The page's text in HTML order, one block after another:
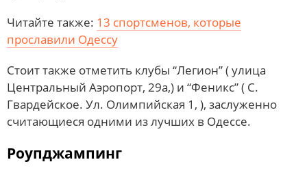
Читайте также: 13 спортсменов, которые
прославили Одессу
Стоит также отметить клубы “Легион” ( улица
Центральный Аэропорт, 29a,) и “Феникс” ( С.
Гвардейское. Ул. Олимпийская 1, ), заслуженно
считающиеся одними из лучших в Одессе.
Роупджампинг